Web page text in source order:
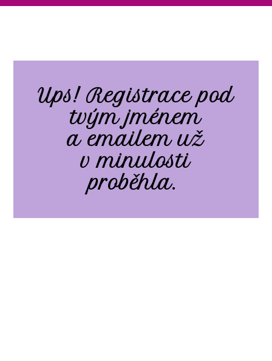
Ups! Registrace pod
tvým jménem
a emailem už
v minulosti
proběhla.